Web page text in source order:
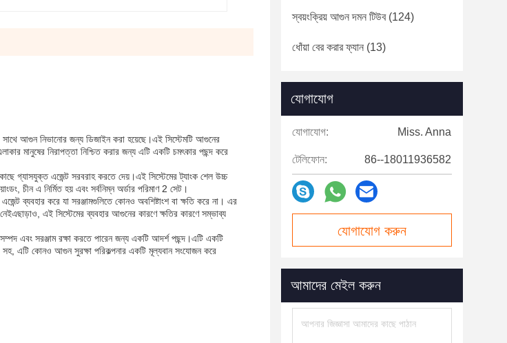
সাথে আগুন নিভানোর জন্য ডিজাইন করা হয়েছে।এই সিস্টেমটি আগুনের
মানুষের নিরাপত্তা নিশ্চিত করার জন্য এটি একটি চমৎকার পছন্দ করে
গ্যাসযুক্ত এজেন্ট সরবরাহ করতে দেয়।এই সিস্টেমের ট্যাংক শেল উচ্চ
চীন এ নির্মিত হয় এবং সর্বনিম্ন অর্ডার পরিমাণ 2 সেট।
ব্যবহার করে যা সরঞ্জামগুলিতে কোনও অবশিষ্টাংশ বা ক্ষতি করে না। এর
এই সিস্টেমের ব্যবহার আগুনের কারণে ক্ষতির কারণে সম্ভাব্য
এবং সরঞ্জাম রক্ষা করতে পারেন জন্য একটি আদর্শ পছন্দ।এটি একটি
সহ, এটি কোনও আগুন সুরক্ষা পরিকল্পনার একটি মূল্যবান সংযোজন করে
স্বয়ংক্রিয় আগুন দমন টিউব(124)
ধোঁয়া বের করার ফ্যান (13)
যোগাযোগ
যোগাযোগ: Miss. Anna
টেলিফোন: 86--18011936582
যোগাযোগ করুন
আমাদের মেইল ​​করুন